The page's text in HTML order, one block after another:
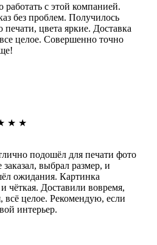
работать с этой компанией.
без проблем. Получилось
печати, цвета яркие. Доставка
целое. Совершенно точно
★ ★
подошёл для печати фото
заказал, выбрал размер, и
ожидания. Картинка
чёткая. Доставили вовремя,
всё целое. Рекомендую, если
интерьер.